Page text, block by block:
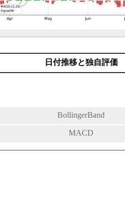
日付推移と独自評価
BollingerBand
MACD